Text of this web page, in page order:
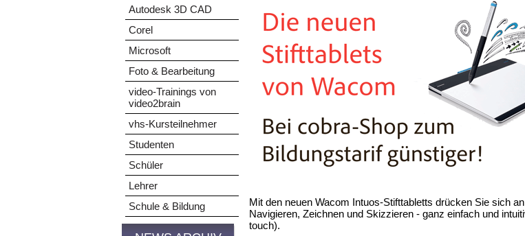
Autodesk 3D CAD
Corel
Microsoft
Foto & Bearbeitung
video-Trainings von
video2brain
vhs-Kursteilnehmer
Studenten
Schüler
Lehrer
Schule & Bildung
Mit den neuen Wacom Intuos-Stifttabletts drücken Sie sich
Navigieren, Zeichnen und Skizzieren - ganz einfach und
touch).